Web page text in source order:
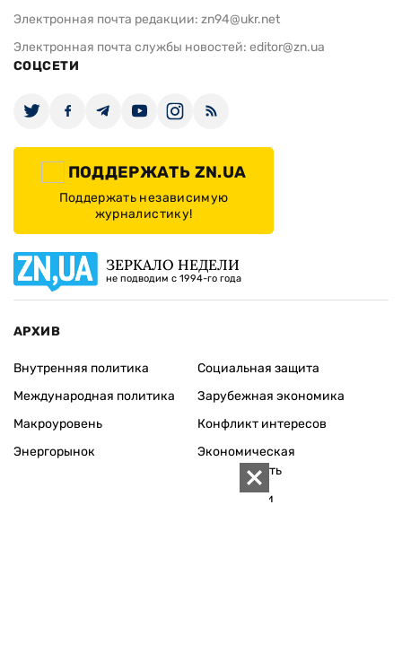
Электронная почта редакции: zn94@ukr.net
Электронная почта службы новостей: editor@zn.ua
СОЦСЕТИ
ПОДДЕРЖАТЬ ZN.UA
Поддержать независимую
журналистику!
ЗЕРКАЛО НЕДЕЛИ
не подводим с 1994-го года
АРХИВ
Внутренняя политика
Международная политика
Макроуровень
Энергорынок
Социальная защита
Зарубежная экономика
Конфликт интересов
Экономическая
безопасность
Персоналии